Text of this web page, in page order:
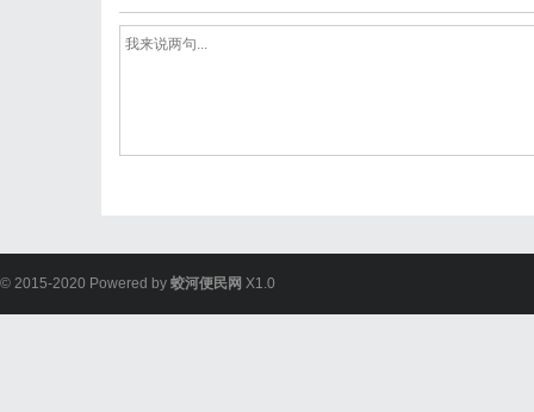
© 2015-2020 Powered by 蛟河便民网 X1.0